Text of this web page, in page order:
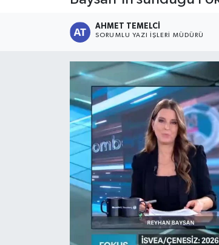
AHMET TEMELCI
SORUMLU YAZI İŞLERI MÜDÜRÜ